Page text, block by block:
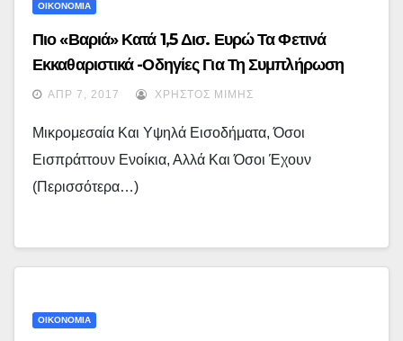
ΟΙΚΟΝΟΜΙΑ
Πιο «βαριά» Κατά 1,5 Δισ. Ευρώ Τα Φετινά
Εκκαθαριστικά -Οδηγίες Για Τη Συμπλήρωση
Των Φορολογικών Δηλώσεων
ΑΠΡ 7, 2017 ΧΡΉΣΤΟΣ ΜΊΜΗΣ
Μικρομεσαία Και Υψηλά Εισοδήματα, Όσοι
Εισπράττουν Ενοίκια, Αλλά Και Όσοι Έχουν
(περισσότερα…)
ΟΙΚΟΝΟΜΙΑ